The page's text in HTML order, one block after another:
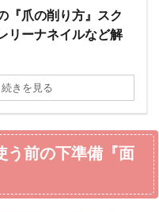
『爪の削り方』スク
リーナネイルなど解
続きを見る
う前の下準備『面